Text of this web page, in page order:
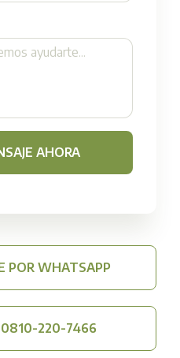
AHORA
POR WHATSAPP
0810-220-7466